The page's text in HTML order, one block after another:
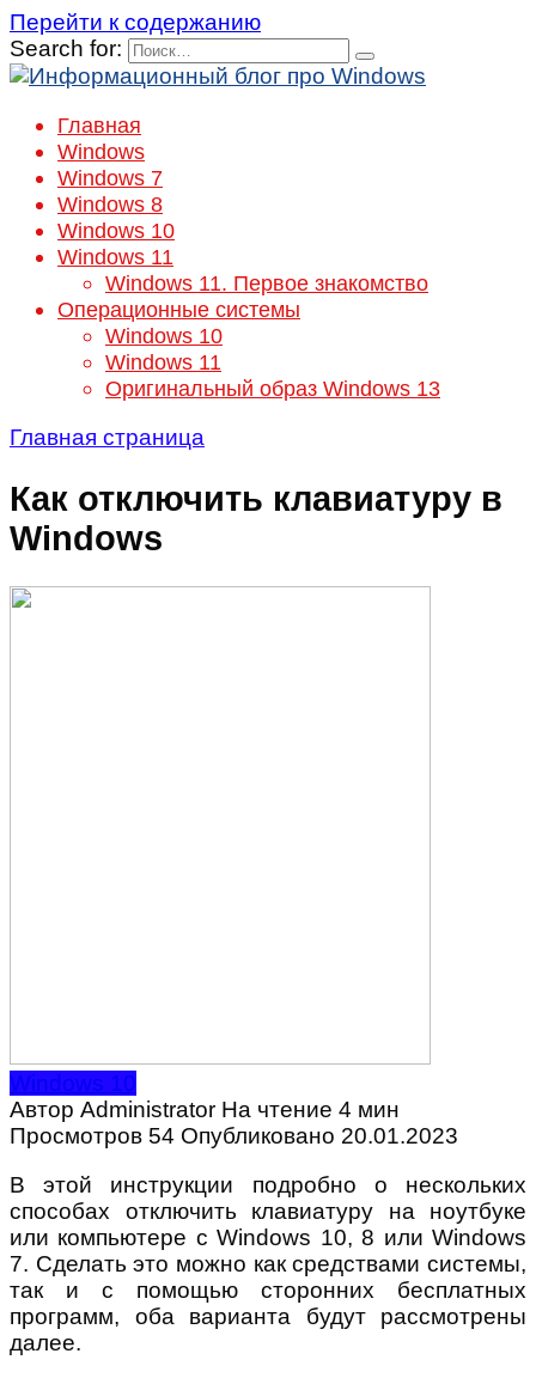
Перейти к содержанию
Search for:
Главная
Windows
Windows 7
Windows 8
Windows 10
Windows 11
Windows 11. Первое знакомство
Операционные системы
Windows 10
Windows 11
Оригинальный образ Windows 13
Главная страница
Как отключить клавиатуру в
Windows
Windows 10
Автор Administrator На чтение 4 мин
Просмотров 54 Опубликовано 20.01.2023
В этой инструкции подробно о нескольких
способах отключить клавиатуру на ноутбуке
или компьютере с Windows 10, 8 или Windows
7. Сделать это можно как средствами системы,
так и с помощью сторонних бесплатных
программ, оба варианта будут рассмотрены
далее.